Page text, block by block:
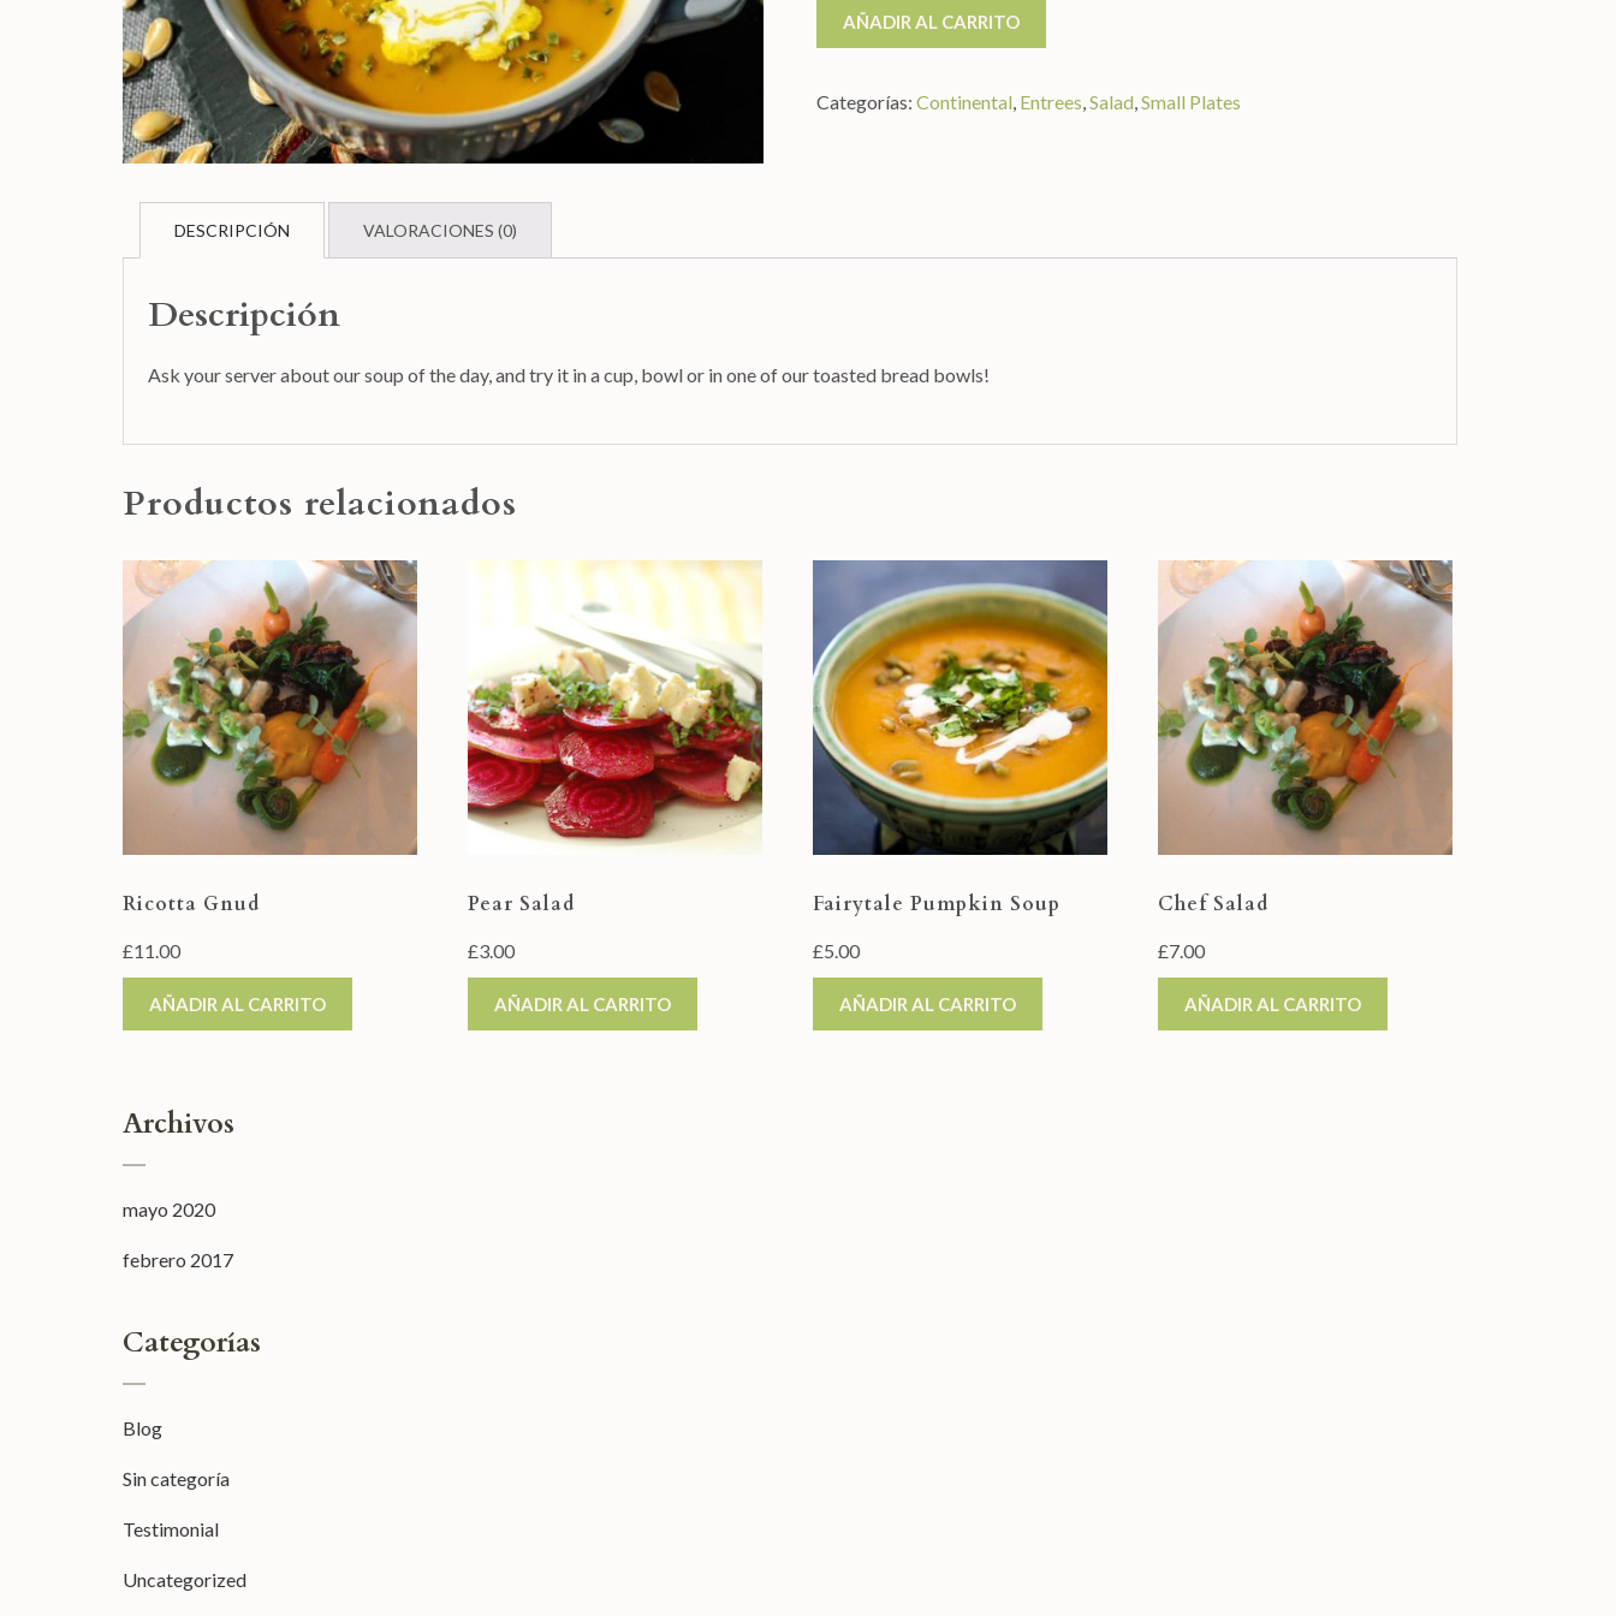
Homemade
AÑADIR AL CARRITO
Categorías:Continental, Entrees,Salad,Small Plates
DESCRIPCIÓN VALORACIONES (0)
Descripción
Ask your server about our soup of the day, and try it in a cup, bowl or in one of our toasted bread bowls!
Productos relacionados
Ricotta Gnud
£11.00
AÑADIR AL CARRITO
Pear Salad
£3.00
AÑADIR AL CARRITO
Fairytale Pumpkin Soup
£5.00
AÑADIR AL CARRITO
Chef Salad
£7.00
AÑADIR AL CARRITO
Archivos
mayo 2020
febrero 2017
Categorías
Blog
Sin categoría
Testimonial
Uncategorized